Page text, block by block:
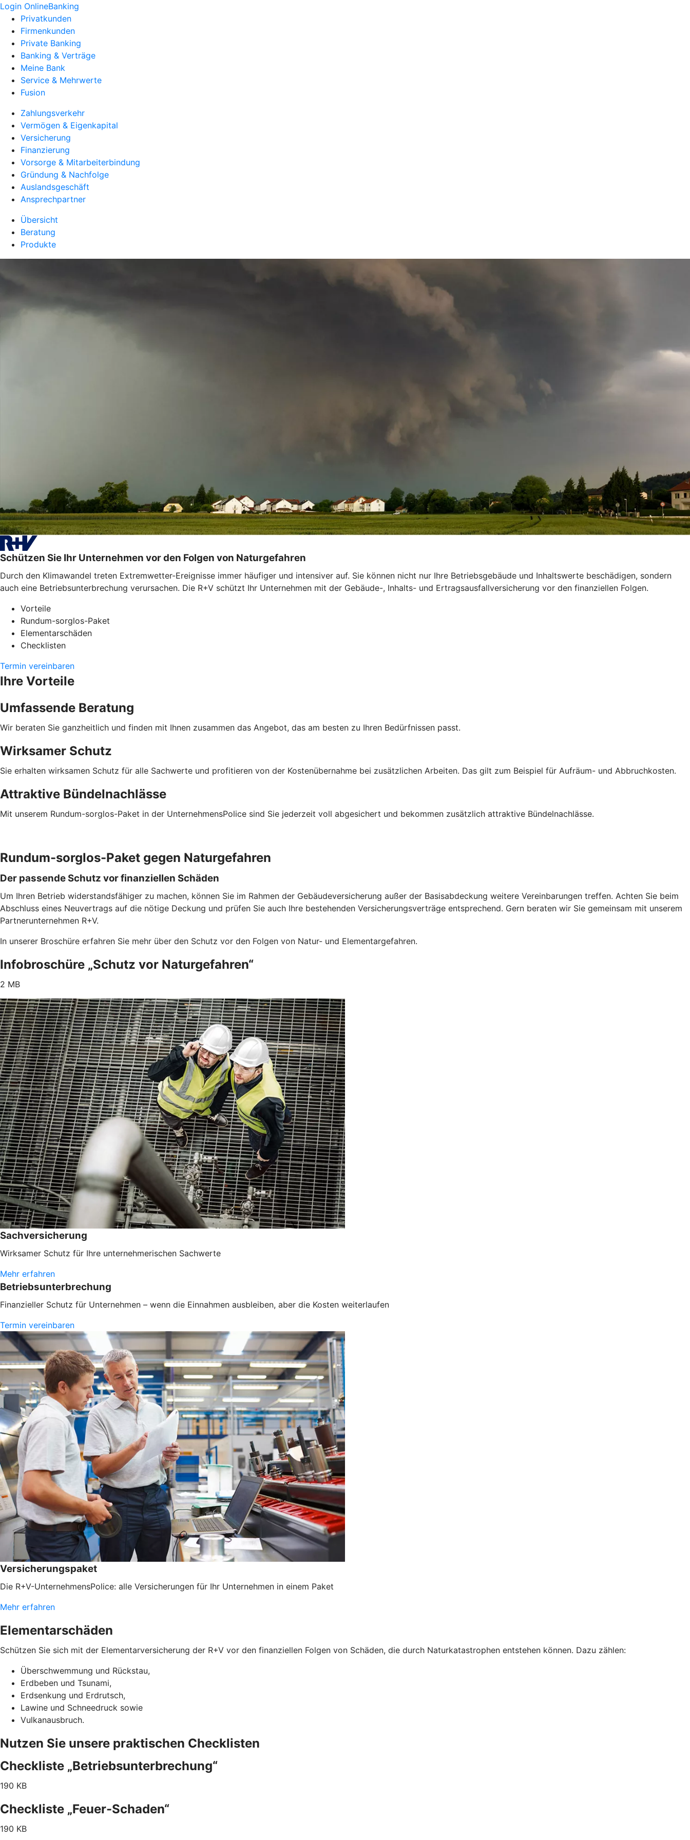
Login OnlineBanking
Privatkunden
Firmenkunden
Private Banking
Banking & Verträge
Meine Bank
Service & Mehrwerte
Fusion
Zahlungsverkehr
Vermögen & Eigenkapital
Versicherung
Finanzierung
Vorsorge & Mitarbeiterbindung
Gründung & Nachfolge
Auslandsgeschäft
Ansprechpartner
Übersicht
Beratung
Produkte
Schützen Sie Ihr Unternehmen vor den Folgen von Naturgefahren
Durch den Klimawandel treten Extremwetter-Ereignisse immer häufiger und intensiver auf. Sie können nicht nur Ihre Betriebsgebäude und Inhaltswerte beschädigen, sondern
auch eine Betriebsunterbrechung verursachen. Die R+V schützt Ihr Unternehmen mit der Gebäude-, Inhalts- und Ertragsausfallversicherung vor den finanziellen Folgen.
Vorteile
Rundum-sorglos-Paket
Elementarschäden
Checklisten
Termin vereinbaren
Ihre Vorteile
Umfassende Beratung
Wir beraten Sie ganzheitlich und finden mit Ihnen zusammen das Angebot, das am besten zu Ihren Bedürfnissen passt.
Wirksamer Schutz
Sie erhalten wirksamen Schutz für alle Sachwerte und profitieren von der Kostenübernahme bei zusätzlichen Arbeiten. Das gilt zum Beispiel für Aufräum- und Abbruchkosten.
Attraktive Bündelnachlässe
Mit unserem Rundum-sorglos-Paket in der UnternehmensPolice sind Sie jederzeit voll abgesichert und bekommen zusätzlich attraktive Bündelnachlässe.
Rundum-sorglos-Paket gegen Naturgefahren
Der passende Schutz vor finanziellen Schäden
Um Ihren Betrieb widerstandsfähiger zu machen, können Sie im Rahmen der Gebäudeversicherung außer der Basisabdeckung weitere Vereinbarungen treffen. Achten Sie beim
Abschluss eines Neuvertrags auf die nötige Deckung und prüfen Sie auch Ihre bestehenden Versicherungsverträge entsprechend. Gern beraten wir Sie gemeinsam mit unserem
Partnerunternehmen R+V.
In unserer Broschüre erfahren Sie mehr über den Schutz vor den Folgen von Natur- und Elementargefahren.
Infobroschüre „Schutz vor Naturgefahren“
2 MB
Sachversicherung
Wirksamer Schutz für Ihre unternehmerischen Sachwerte
Mehr erfahren
Betriebsunterbrechung
Finanzieller Schutz für Unternehmen – wenn die Einnahmen ausbleiben, aber die Kosten weiterlaufen
Termin vereinbaren
Versicherungspaket
Die R+V-UnternehmensPolice: alle Versicherungen für Ihr Unternehmen in einem Paket
Mehr erfahren
Elementarschäden
Schützen Sie sich mit der Elementarversicherung der R+V vor den finanziellen Folgen von Schäden, die durch Naturkatastrophen entstehen können. Dazu zählen:
Überschwemmung und Rückstau,
Erdbeben und Tsunami,
Erdsenkung und Erdrutsch,
Lawine und Schneedruck sowie
Vulkanausbruch.
Nutzen Sie unsere praktischen Checklisten
Checkliste „Betriebsunterbrechung“
190 KB
Checkliste „Feuer-Schaden“
190 KB